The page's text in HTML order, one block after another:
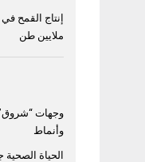
ملايين طن
وجهات
وأنماط
الحياة الصحية